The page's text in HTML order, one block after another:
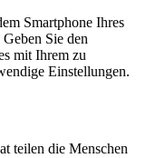
Smartphone Ihres
Sie den
mit Ihrem zu
Einstellungen.
teilen die Menschen